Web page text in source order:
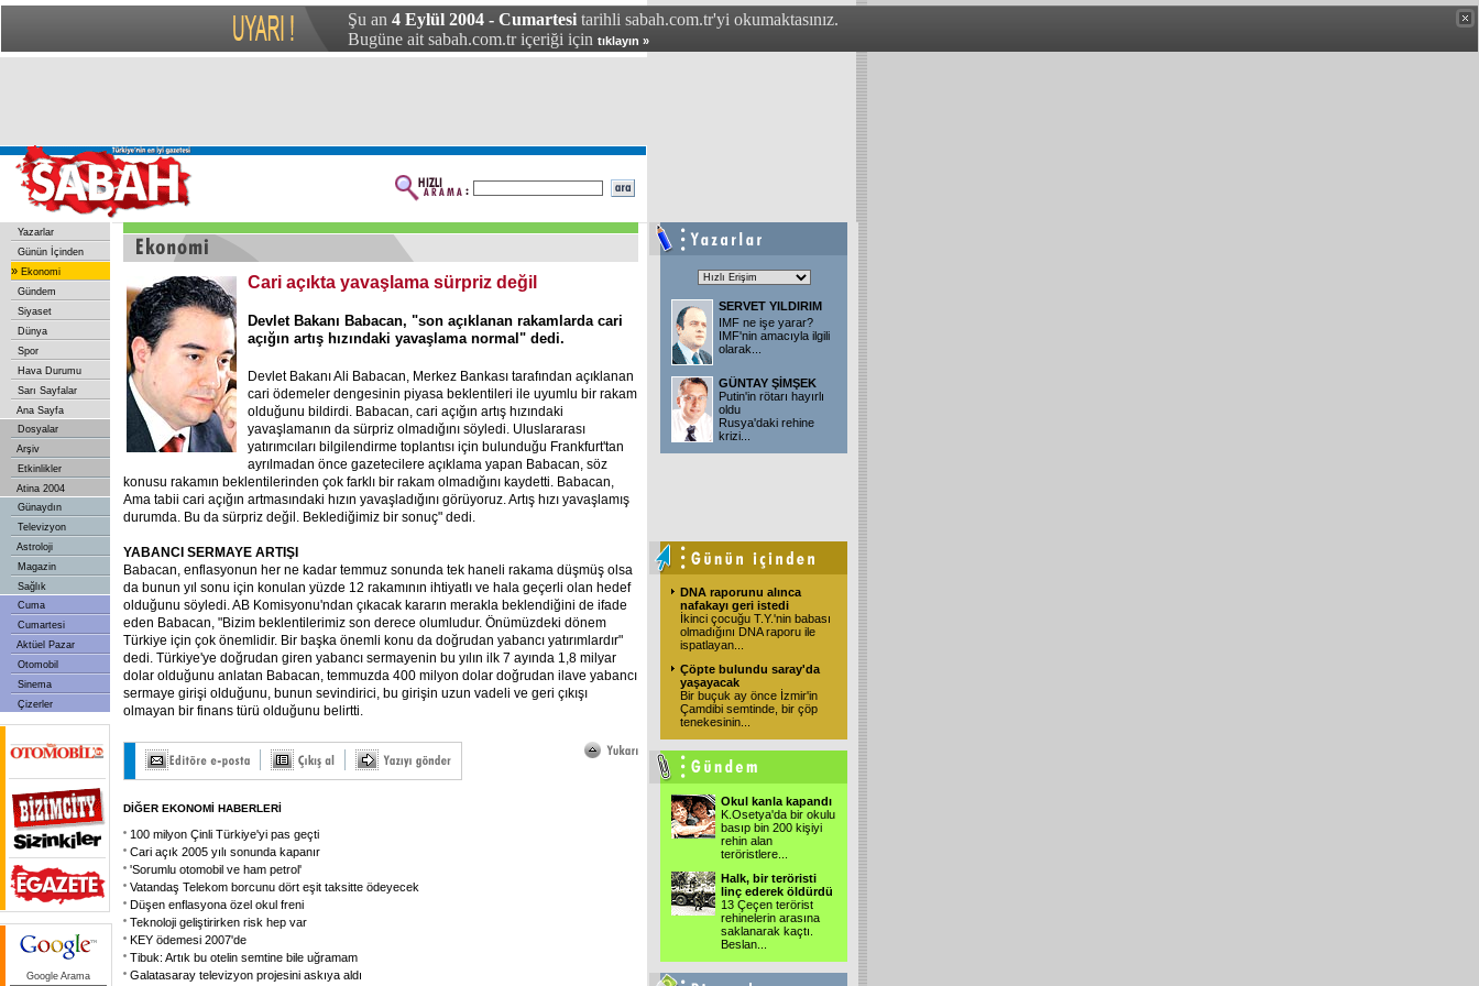
Şu an 4 Eylül 2004 - Cumartesi tarihli sabah.com.tr'yi okumaktasınız.
Bugüne ait sabah.com.tr içeriği için tıklayın »
Yazarlar
Günün İçinden
» Ekonomi
Gündem
Siyaset
Dünya
Spor
Hava Durumu
Sarı Sayfalar
Ana Sayfa
Dosyalar
Arşiv
Etkinlikler
Atina 2004
Günaydın
Televizyon
Astroloji
Magazin
Sağlık
Cuma
Cumartesi
Aktüel Pazar
Otomobil
Sinema
Çizerler
Google Arama
Cari açıkta yavaşlama sürpriz değil
Devlet Bakanı Babacan, "son açıklanan rakamlarda cari
açığın artış hızındaki yavaşlama normal" dedi.
Devlet Bakanı Ali Babacan, Merkez Bankası tarafından açıklanan
cari ödemeler dengesinin piyasa beklentileri ile uyumlu bir rakam
olduğunu bildirdi. Babacan, cari açığın artış hızındaki
yavaşlamanın da sürpriz olmadığını söyledi. Uluslararası
yatırımcıları bilgilendirme toplantısı için bulunduğu Frankfurt'tan
ayrılmadan önce gazetecilere açıklama yapan Babacan, söz
konusu rakamın beklentilerinden çok farklı bir rakam olmadığını kaydetti. Babacan,
Ama tabii cari açığın artmasındaki hızın yavaşladığını görüyoruz. Artış hızı yavaşlamış
durumda. Bu da sürpriz değil. Beklediğimiz bir sonuç" dedi.
YABANCI SERMAYE ARTIŞI
Babacan, enflasyonun her ne kadar temmuz sonunda tek haneli rakama düşmüş olsa
da bunun yıl sonu için konulan yüzde 12 rakamının ihtiyatlı ve hala geçerli olan hedef
olduğunu söyledi. AB Komisyonu'ndan çıkacak kararın merakla beklendiğini de ifade
eden Babacan, "Bizim beklentilerimiz son derece olumludur. Önümüzdeki dönem
Türkiye için çok önemlidir. Bir başka önemli konu da doğrudan yabancı yatırımlardır"
dedi. Türkiye'ye doğrudan giren yabancı sermayenin bu yılın ilk 7 ayında 1,8 milyar
dolar olduğunu anlatan Babacan, temmuzda 400 milyon dolar doğrudan ilave yabancı
sermaye girişi olduğunu, bunun sevindirici, bu girişin uzun vadeli ve geri çıkışı
olmayan bir finans türü olduğunu belirtti.
DİĞER EKONOMİ HABERLERİ
100 milyon Çinli Türkiye'yi pas geçti
Cari açık 2005 yılı sonunda kapanır
'Sorumlu otomobil ve ham petrol'
Vatandaş Telekom borcunu dört eşit taksitte ödeyecek
Düşen enflasyona özel okul freni
Teknoloji geliştirirken risk hep var
KEY ödemesi 2007'de
Tibuk: Artık bu otelin semtine bile uğramam
Galatasaray televizyon projesini askıya aldı
SERVET YILDIRIM
IMF ne işe yarar?
IMF'nin amacıyla ilgili
olarak
GÜNTAY ŞİMŞEK
Putin'in rötarı hayırlı
oldu
Rusya'daki rehine
krizi
DNA raporunu alınca
nafakayı geri istedi
İkinci çocuğu T.Y.'nin babası
olmadığını DNA raporu ile
ispatlayan
Çöpte bulundu saray'da
yaşayacak
Bir buçuk ay önce İzmir'in
Çamdibi semtinde, bir çöp
tenekesinin
Okul kanla kapandı
K.Osetya'da bir okulu
basıp bin 200 kişiyi
rehin alan
teröristlere
Halk, bir teröristi
linç ederek öldürdü
13 Çeçen terörist
rehinelerin arasına
saklanarak kaçtı.
Beslan